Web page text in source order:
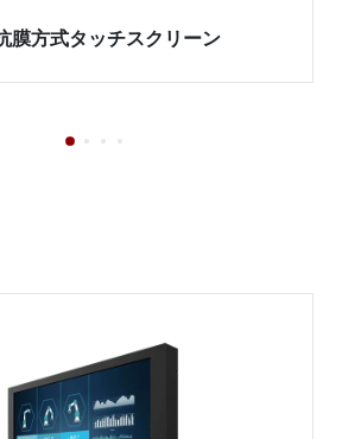
膜方式タッチスクリーン